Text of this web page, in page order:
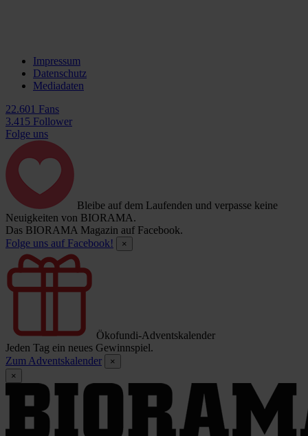
Impressum
Datenschutz
Mediadaten
22.601 Fans
3.415 Follower
Folge uns
Bleibe auf dem Laufenden und verpasse keine
Neuigkeiten von BIORAMA.
Das BIORAMA Magazin auf Facebook.
Folge uns auf Facebook!
×
Ökofundi-Adventskalender
Jeden Tag ein neues Gewinnspiel.
Zum Adventskalender
×
×